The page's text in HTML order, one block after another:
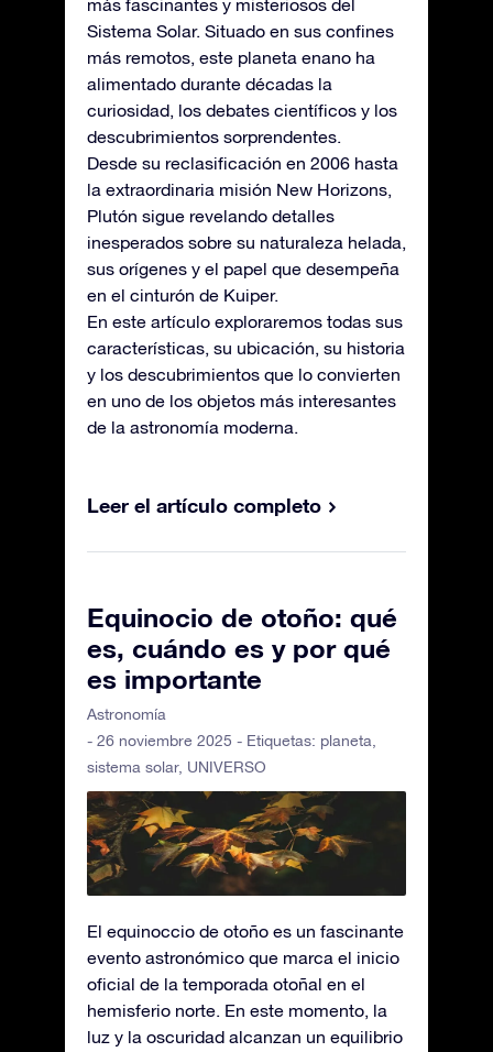
más fascinantes y misteriosos del
Sistema Solar. Situado en sus confines
más remotos, este planeta enano ha
alimentado durante décadas la
curiosidad, los debates científicos y los
descubrimientos sorprendentes.
Desde su reclasificación en 2006 hasta
la extraordinaria misión New Horizons,
Plutón sigue revelando detalles
inesperados sobre su naturaleza helada,
sus orígenes y el papel que desempeña
en el cinturón de Kuiper.
En este artículo exploraremos todas sus
características, su ubicación, su historia
y los descubrimientos que lo convierten
en uno de los objetos más interesantes
de la astronomía moderna.
Leer el artículo completo
Equinocio de otoño: qué
es, cuándo es y por qué
es importante
Astronomía
- 26 noviembre 2025 - Etiquetas: planeta
sistema solar, UNIVERSO
El equinoccio de otoño es un fascinante
evento astronómico que marca el inicio
oficial de la temporada otoñal en el
hemisferio norte. En este momento, la
luz y la oscuridad alcanzan un equilibrio